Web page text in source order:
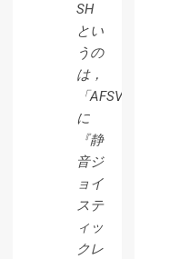
SH
とい
うの
は，
「AFSVE
に
『静
音ジ
ョイ
ステ
ィッ
クレ